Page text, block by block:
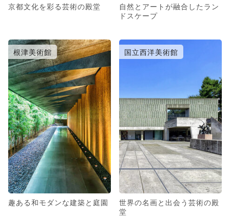
京都文化を彩る芸術の殿堂
自然とアートが融合したラン
ドスケープ
根津美術館
趣ある和モダンな建築と庭園
国立西洋美術館
世界の名画と出会う芸術の殿
堂